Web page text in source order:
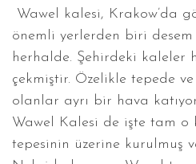
Wawel kalesi, Krakow’da
önemli yerlerden biri
herhalde. Şehirdeki kaleler
çekmiştir. Özelikle tepede
olanlar ayrı bir hava
Wawel Kalesi de işte tam o
tepesinin üzerine kurulmuş